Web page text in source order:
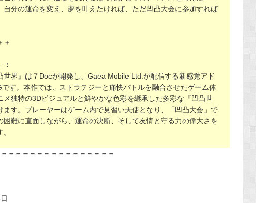
自分の運命を変え、夢を叶えたければ、ただ凹凸大会に参加すれば
＋
世界』は７Docが開発し、Gaea Mobile Ltd.が配信する新感覚アド
す。本作では、ストラテジーと痛快バトルを融合させたゲーム体
メ独特の3Dビジュアルと鮮やかな色彩を継承した多彩な『凹凸世
ます。プレーヤーはゲーム内で見習い天使となり、「凹凸大会」で
困難に直面しながら、運命の決断、そして友情と守る力の偉大さを
＝＝＝＝＝＝＝＝＝＝＝＝＝＝＝